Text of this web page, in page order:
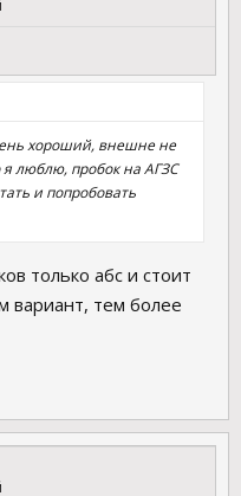
хороший, внешне не
я люблю, пробок на АГЗС
и попробовать
только абс и стоит
вариант, тем более